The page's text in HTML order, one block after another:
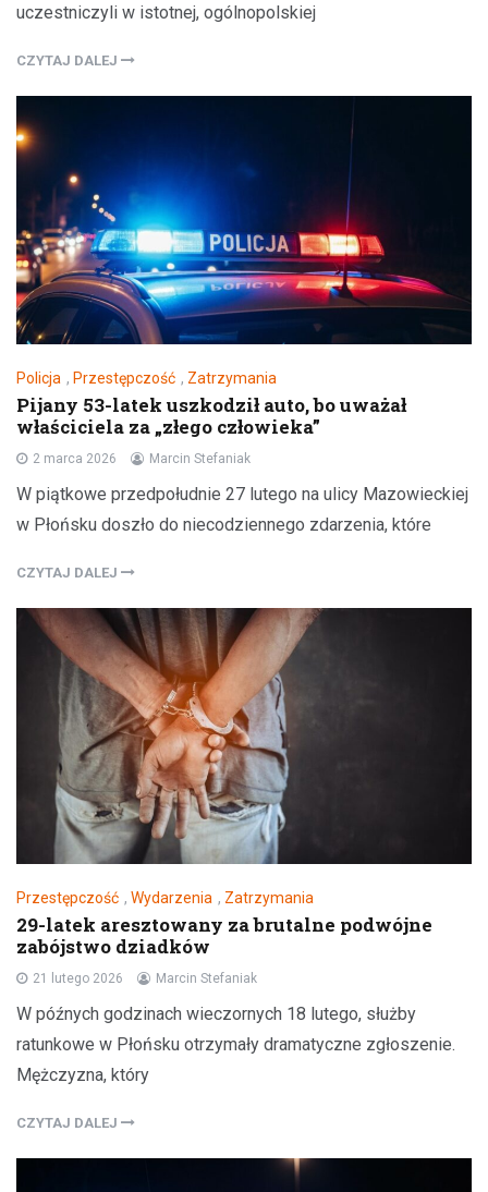
uczestniczyli w istotnej, ogólnopolskiej
CZYTAJ DALEJ
Policja , Przestępczość , Zatrzymania
Pijany 53-latek uszkodził auto, bo uważał
właściciela za „złego człowieka”
2 marca 2026 Marcin Stefaniak
W piątkowe przedpołudnie 27 lutego na ulicy Mazowieckiej
w Płońsku doszło do niecodziennego zdarzenia, które
CZYTAJ DALEJ
Przestępczość , Wydarzenia , Zatrzymania
29-latek aresztowany za brutalne podwójne
zabójstwo dziadków
21 lutego 2026 Marcin Stefaniak
W późnych godzinach wieczornych 18 lutego, służby
ratunkowe w Płońsku otrzymały dramatyczne zgłoszenie.
Mężczyzna, który
CZYTAJ DALEJ